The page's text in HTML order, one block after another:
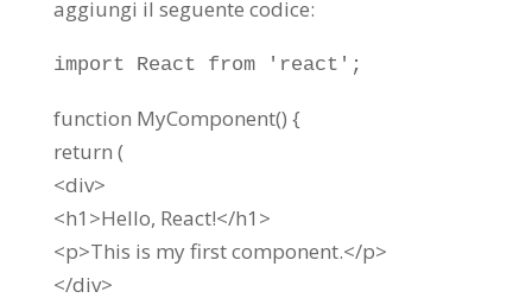
aggiungi il seguente codice:
import React from 'react' ;
function MyComponent() {
return (
<div>
<h1 >Hello, React!</h1 >
<p>This is my first component.</p>
</div>